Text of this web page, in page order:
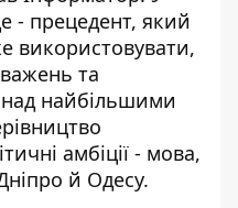
- прецедент, який
використовувати,
та
найбільшими
амбіції - мова,
й Одесу.